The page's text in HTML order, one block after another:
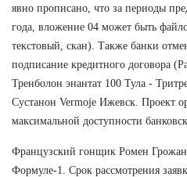
явно прописано, что за периоды
года, вложение 04 может быть
текстовый, скан). Также банки
подписание кредитного договора
Тренболон энантат 100 Тула -
Сустанон Vermoje Ижевск. Проект
максимальной доступности
Французский гонщик Ромен Грожан
Формуле-1. Срок рассмотрения